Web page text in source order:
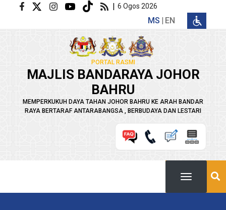
Langkau ke kandungan utama | 6 Ogos 2026
MS EN
PORTAL RASMI
MAJLIS BANDARAYA JOHOR
BAHRU
MEMPERKUKUH DAYA TAHAN JOHOR BAHRU KE ARAH BANDAR
RAYA BERTARAF ANTARABANGSA , BERBUDAYA DAN LESTARI